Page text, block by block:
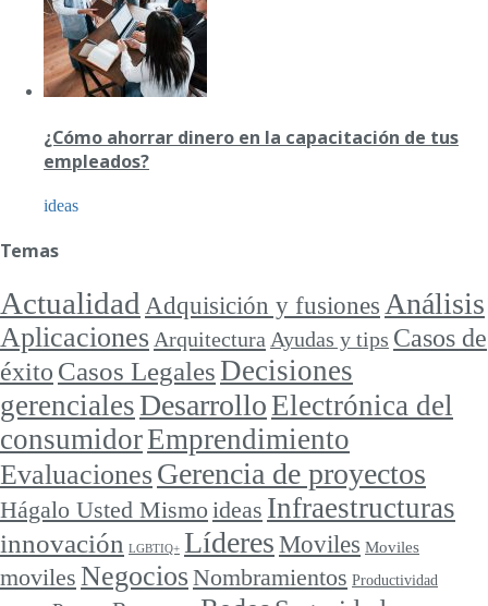
¿Cómo ahorrar dinero en la capacitación de tus
empleados?
ideas
Temas
Actualidad Adquisición y fusionesAnálisis
Aplicaciones Arquitectura Ayudas y tips Casos de
éxito Casos LegalesDecisiones
gerenciales DesarrolloElectrónica del
consumidorEmprendimiento
Evaluaciones Gerencia de proyectos
Hágalo Usted Mismo ideas Infraestructuras
innovación LGBTIQ+ LíderesMoviles Moviles
moviles Negocios Nombramientos Productividad